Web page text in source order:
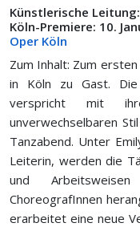
Künstlerische
Köln-Premiere: 10.
Oper Köln
Zum Inhalt: Zum
in Köln zu Gast. Die
verspricht mit
unverwechselbaren
Tanzabend. Unter
Leiterin, werden die
und
ChoreografInnen
erarbeitet eine neue